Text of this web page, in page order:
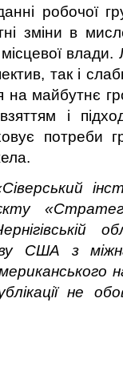
робочої
зміни в
так і
на майбутнє
і
потреби
США з
не